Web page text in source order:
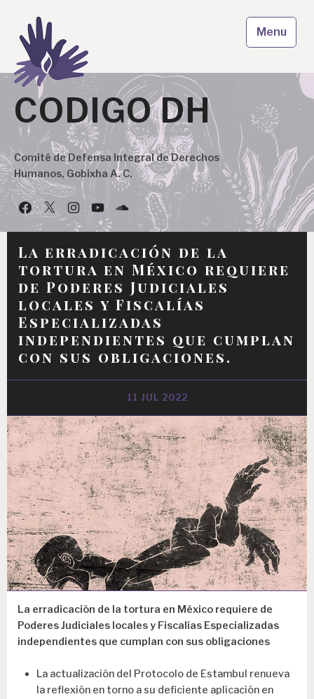
content
CODIGO DH
Comité de Defensa Integral de Derechos
Humanos, Gobixha A. C.
FacebookTwitterInstagramYouTubePodcast
Menu
La erradicación de la
tortura en México requiere
de Poderes Judiciales
locales y Fiscalías
Especializadas
independientes que cumplan
con sus obligaciones.
11 JUL 2022
La erradicación de la tortura en México requiere de
Poderes Judiciales locales y Fiscalías Especializadas
independientes que cumplan con sus obligaciones
La actualización del Protocolo de Estambul renueva
la reflexión en torno a su deficiente aplicación en